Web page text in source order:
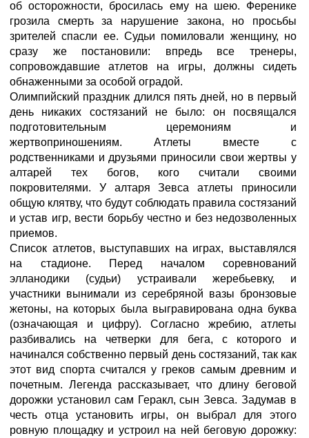
об осторожности, бросилась ему на шею. Ференике
грозила смерть за нарушение закона, но просьбы
зрителей спасли ее. Судьи помиловали женщину, но
сразу же постановили: впредь все тренеры,
сопровождавшие атлетов на игры, должны сидеть
обнаженными за особой оградой.
Олимпийский праздник длился пять дней, но в первый
день никаких состязаний не было: он посвящался
подготовительным церемониям и
жертвоприношениям. Атлеты вместе с
родственниками и друзьями приносили свои жертвы у
алтарей тех богов, кого считали своими
покровителями. У алтаря Зевса атлеты приносили
общую клятву, что будут соблюдать правила состязаний
и устав игр, вести борьбу честно и без недозволенных
приемов.
Список атлетов, выступавших на играх, выставлялся
на стадионе. Перед началом соревнований
элланодики (судьи) устраивали жеребьевку, и
участники вынимали из серебряной вазы бронзовые
жетоны, на которых была выгравирована одна буква
(означающая и цифру). Согласно жребию, атлеты
разбивались на четверки для бега, с которого и
начинался собственно первый день состязаний, так как
этот вид спорта считался у греков самым древним и
почетным. Легенда рассказывает, что длину беговой
дорожки установил сам Геракл, сын Зевса. Задумав в
честь отца установить игры, он выбрал для этого
ровную площадку и устроил на ней беговую дорожку: